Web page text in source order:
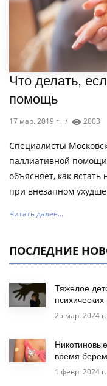
Что делать,
помощь
17 мар. 2019 г. / 2003
Специалисты
паллиативной
объясняет, как встать
при внезапном
Читать далее...
ПОСЛЕДНИЕ
Тяжелое
25 мар. 2024 г.
время
1 февр. 2024 г.